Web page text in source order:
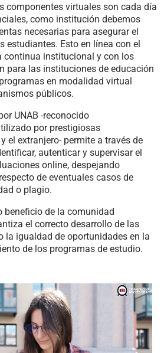
componentes virtuales son cada día
como institución debemos
necesarias para asegurar el
estudiantes. Esto en línea con el
continua institucional y con los
para las instituciones de educación
en modalidad virtual
públicos.
UNAB -reconocido
por prestigiosas
el extranjero- permite a través de
autenticar y supervisar el
online, despejando
de eventuales casos de
o plagio.
beneficio de la comunidad
el correcto desarrollo de las
la igualdad de oportunidades en la
de los programas de estudio.